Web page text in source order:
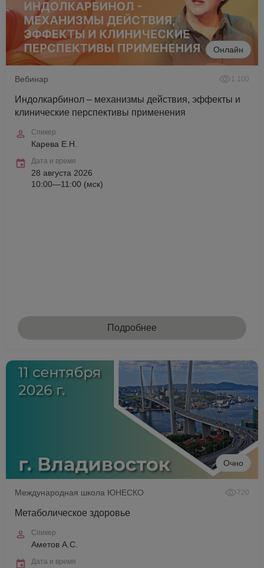
Онлайн
Вебинар 1 100
Индолкарбинол – механизмы действия, эффекты и
клинические перспективы применения
Спикер
Карева Е.Н.
Дата и время
28 августа 2026
10:00—11:00 (мск)
Подробнее
Очно
Международная школа ЮНЕСКО 720
Метаболическое здоровье
Спикер
Аметов А.С.
Дата и время